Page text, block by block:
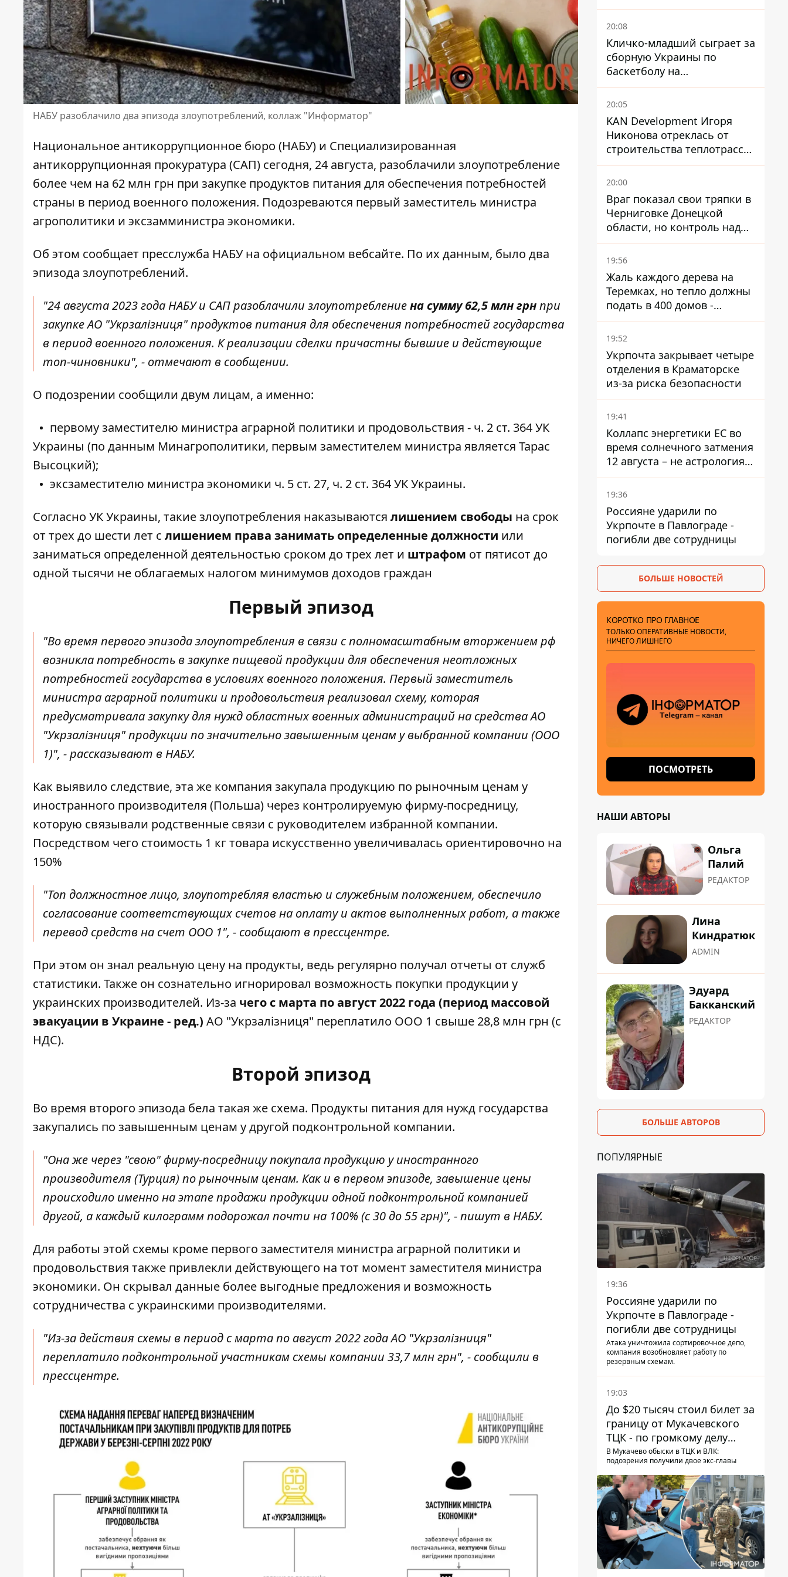
НАБУ разоблачило два эпизода злоупотреблений, коллаж "Информатор"
Национальное антикоррупционное бюро (НАБУ) и Специализированная
антикоррупционная прокуратура (САП) сегодня, 24 августа, разоблачили злоупотребление
более чем на 62 млн грн при закупке продуктов питания для обеспечения потребностей
страны в период военного положения. Подозреваются первый заместитель министра
агрополитики и эксзамминистра экономики.
Об этом сообщает пресслужба НАБУна официальном вебсайте. По их данным, было два
эпизода злоупотреблений.
"24 августа 2023 года НАБУ и САП разоблачили злоупотреблениена сумму 62,5 млн грнпри
закупке АО "Укрзалізниця" продуктов питания для обеспечения потребностей государства
в период военного положения. К реализации сделки причастны бывшие и действующие
топ-чиновники", - отмечают в сообщении.
О подозрении сообщили двум лицам, а именно:
первому заместителю министра аграрной политики и продовольствия - ч. 2 ст. 364 УК
Украины (по данным Минагрополитики, первым заместителем министра является Тарас
Высоцкий);
эксзаместителю министра экономики ч. 5 ст. 27, ч. 2 ст. 364 УК Украины.
Согласно УК Украины, такие злоупотребления наказываются лишением свободы на срок
от трех до шести лет с лишением права занимать определенные должности или
заниматься определенной деятельностью сроком до трех лет и штрафом от пятисот до
одной тысячи не облагаемых налогом минимумов доходов граждан
Первый эпизод
"Во время первого эпизода злоупотребления в связи с полномасштабным вторжением рф
возникла потребность в закупке пищевой продукции для обеспечения неотложных
потребностей государства в условиях военного положения. Первый заместитель
министра аграрной политики и продовольствия реализовал схему, которая
предусматривала закупку для нужд областных военных администраций на средства АО
"Укрзалізниця" продукции по значительно завышенным ценам у выбранной компании (ООО
1)", - рассказывают в НАБУ.
Как выявило следствие, эта же компания закупала продукцию по рыночным ценам у
иностранного производителя (Польша) через контролируемую фирму-посредницу,
которую связывали родственные связи с руководителем избранной компании.
Посредством чего стоимость 1 кг товара искусственно увеличивалась ориентировочно на
150%
"Топ должностное лицо, злоупотребляя властью и служебным положением, обеспечило
согласование соответствующих счетов на оплату и актов выполненных работ, а также
перевод средств на счет ООО 1", - сообщают в прессцентре.
При этом он знал реальную цену на продукты, ведь регулярно получал отчеты от служб
статистики. Также он сознательно игнорировал возможность покупки продукции у
украинских производителей. Из-за чего с марта по август 2022 года (период массовой
эвакуации в Украине - ред.) АО "Укрзалізниця" переплатило ООО 1 свыше 28,8 млн грн (с
НДС).
Второй эпизод
Во время второго эпизода бела такая же схема. Продукты питания для нужд государства
закупались по завышенным ценам у другой подконтрольной компании.
"Она же через "свою" фирму-посредницу покупала продукцию у иностранного
производителя (Турция) по рыночным ценам. Как и в первом эпизоде, завышение цены
происходило именно на этапе продажи продукции одной подконтрольной компанией
другой, а каждый килограмм подорожал почти на 100% (с 30 до 55 грн)", - пишут в НАБУ.
Для работы этой схемы кроме первого заместителя министра аграрной политики и
продовольствия также привлекли действующего на тот момент заместителя министра
экономики. Он скрывал данные более выгодные предложения и возможность
сотрудничества с украинскими производителями.
"Из-за действия схемы в период с марта по август 2022 года АО "Укрзалізниця"
переплатило подконтрольной участникам схемы компании 33,7 млн ​​грн", - сообщили в
прессцентре.
посольство отреагировало
20:08
Кличко-младший сыграет за
сборную Украины по
баскетболу на
квалификации ЧМ-2027
20:05
KAN Development Игоря
Никонова отреклась от
строительства теплотрассы
на Теремках
20:00
Враг показал свои тряпки в
Черниговке Донецкой
области, но контроль над
поселком не подтвержден
19:56
Жаль каждого дерева на
Теремках, но тепло должны
подать в 400 домов -
депутат Киевсовета
19:52
Укрпочта закрывает четыре
отделения в Краматорске
из-за риска безопасности
19:41
Коллапс энергетики ЕС во
время солнечного затмения
12 августа – не астрология,
в Брюсселе готовятся к
экстренным мероприятиям
19:36
Россияне ударили по
Укрпочте в Павлограде -
погибли две сотрудницы
БОЛЬШЕ НОВОСТЕЙ
КОРОТКО ПРО ГЛАВНОЕ
ТОЛЬКО ОПЕРАТИВНЫЕ НОВОСТИ,
НИЧЕГО ЛИШНЕГО
ПОСМОТРЕТЬ
НАШИ АВТОРЫ
Ольга
Палий
РЕДАКТОР
Лина
Киндратюк
ADMIN
Эдуард
Бакканский
РЕДАКТОР
БОЛЬШЕ АВТОРОВ
ПОПУЛЯРНЫЕ
19:36
Россияне ударили по
Укрпочте в Павлограде -
погибли две сотрудницы
Атака уничтожила сортировочное депо,
компания возобновляет работу по
резервным схемам.
19:03
До $20 тысяч стоил билет за
границу от Мукачевского
ТЦК - по громкому делу
первые подозрения
получили двое бывших
руководителей
В Мукачево обыски в ТЦК и ВЛК:
подозрения получили двое экс-главы